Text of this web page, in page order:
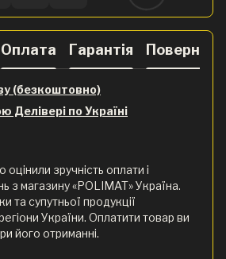
Оплата Гарантія
(безкоштовно)
Делівері по Україні
оцінили зручність оплати і
з магазину «POLIMAT» Україна.
та супутньої продукції
України. Оплатити товар ви
його отриманні.